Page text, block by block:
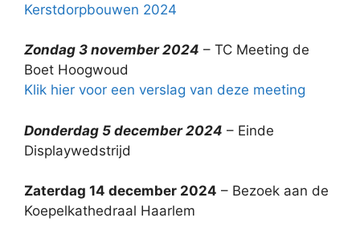
Kerstdorpbouwen 2024
Zondag 3 november 2024 – TC Meeting de
Boet Hoogwoud
Klik hier voor een verslag van deze meeting
Donderdag 5 december 2024 – Einde
Displaywedstrijd
Zaterdag 14 december 2024 – Bezoek aan de
Koepelkathedraal Haarlem